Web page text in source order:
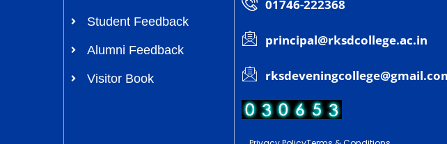
Student Feedback
Alumni Feedback
Visitor Book
01746-222368
principal@rksdcollege.ac.in